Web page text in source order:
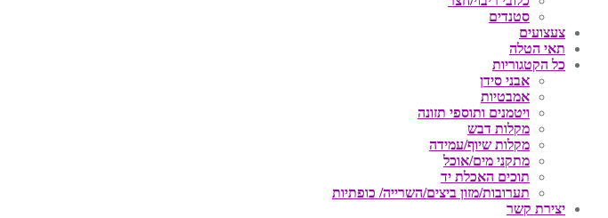
סטנדים
צעצועים
תאי הטלה
כל הקטגוריות
אבני סידן
אמבטיות
ויטמנים ותוספי תזונה
מקלות דבש
מקלות שיוף/עמידה
מתקני מים/אוכל
תוכים האכלת יד
תערובות/מזון ביצים/השרייה/ כופתיות
יצירת קשר